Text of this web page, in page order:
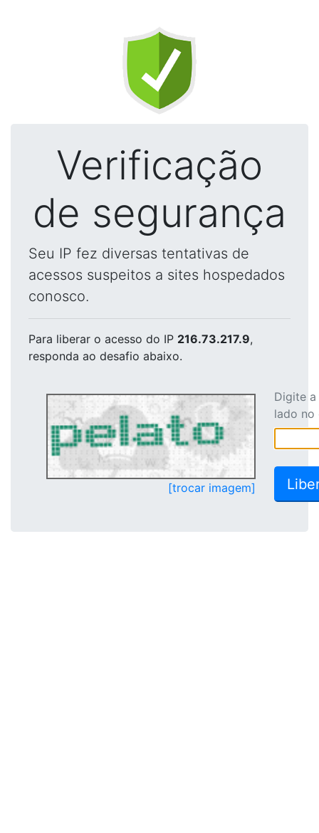
Verificação
de segurança
Seu IP fez diversas tentativas de
acessos suspeitos a sites hospedados
conosco.
Para liberar o acesso do IP 216.73.217.9,
responda ao desafio abaixo.
[trocar imagem]
Digite
lado no